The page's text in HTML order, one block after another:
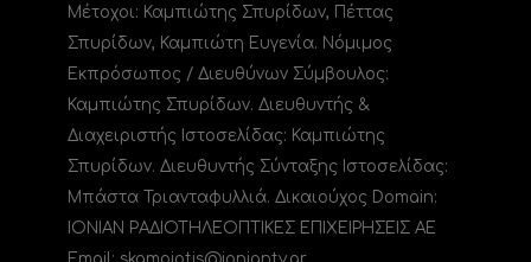
Μέτοχοι: Καμπιώτης Σπυρίδων, Πέττας
Σπυρίδων, Καμπιώτη Ευγενία. Νόμιμος
Εκπρόσωπος / Διευθύνων Σύμβουλος:
Καμπιώτης Σπυρίδων. Διευθυντής &
Διαχειριστής Ιστοσελίδας: Καμπιώτης
Σπυρίδων. Διευθυντής Σύνταξης Ιστοσελίδας:
Μπάστα Τριανταφυλλιά. Δικαιούχος Domain:
ΙΟΝΙΑΝ ΡΑΔΙΟΤΗΛΕΟΠΤΙΚΕΣ ΕΠΙΧΕΙΡΗΣΕΙΣ ΑΕ